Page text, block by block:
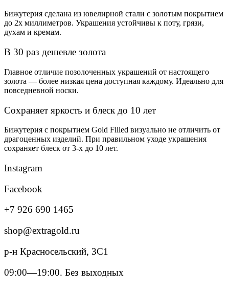
Бижутерия сделана из ювелирной стали с золотым покрытием
до 2х миллиметров. Украшения устойчивы к поту, грязи,
духам и кремам.
В 30 раз дешевле золота
Главное отличие позолоченных украшений от настоящего
золота — более низкая цена доступная каждому. Идеально для
повседневной носки.
Сохраняет яркость и блеск до 10 лет
Бижутерия с покрытием Gold Filled визуально не отличить от
драгоценных изделий. При правильном уходе украшения
сохраняет блеск от 3-х до 10 лет.
Instagram
Facebook
+7 926 690 1465
shop@extragold.ru
р-н Красносельский, 3С1
09:00—19:00. Без выходных